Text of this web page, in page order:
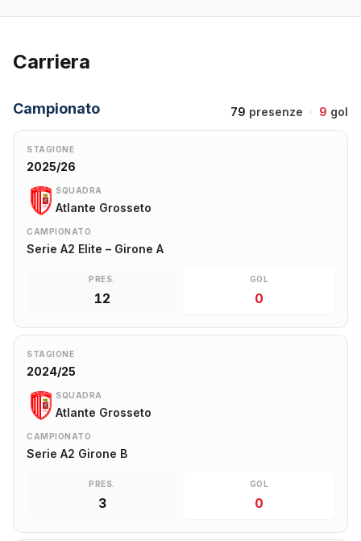
Carriera
Campionato 79 presenze · 9 gol
STAGIONE
2025/26
SQUADRA
Atlante Grosseto
CAMPIONATO
Serie A2 Elite – Girone A
PRES.
12
GOL
0
STAGIONE
2024/25
SQUADRA
Atlante Grosseto
CAMPIONATO
Serie A2 Girone B
PRES.
3
GOL
0